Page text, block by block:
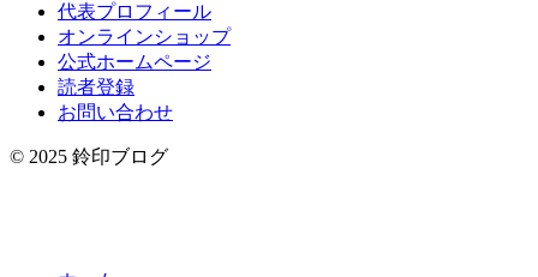
代表プロフィール
オンラインショップ
公式ホームページ
読者登録
お問い合わせ
© 2025 鈴印ブログ